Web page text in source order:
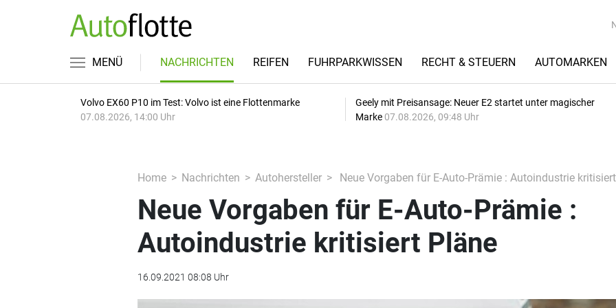
MENÜ NACHRICHTEN REIFEN FUHRPARKWISSEN RECHT & STEUERN AUTOMARKEN
Volvo EX60 P10 im Test: Volvo ist eine Flottenmarke
07.08.2026, 14:00 Uhr
Geely mit Preisansage: Neuer E2 startet unter magischer
Marke 07.08.2026, 09:48 Uhr
Home Nachrichten Autohersteller Neue Vorgaben für E-Auto-Prämie : Autoindustrie
Neue Vorgaben für E-Auto-Prämie :
Autoindustrie kritisiert Pläne
16.09.2021 08:08 Uhr